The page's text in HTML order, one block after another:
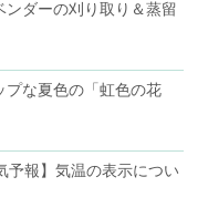
ダーの刈り取り＆蒸留
プな夏色の「虹色の花
予報】気温の表示につい